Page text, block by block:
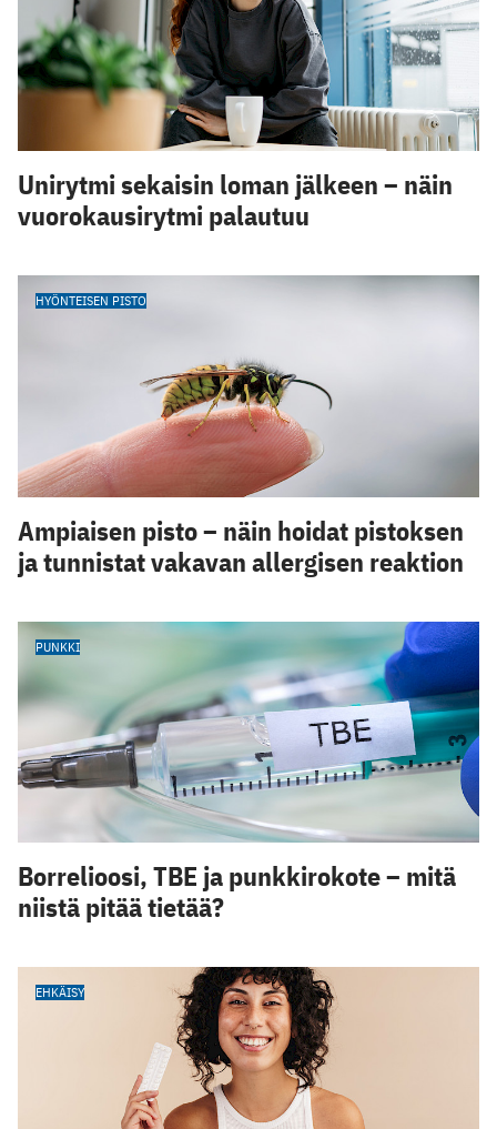
Unirytmi sekaisin loman jälkeen – näin
vuorokausirytmi palautuu
HYÖNTEISEN PISTO
Ampiaisen pisto – näin hoidat pistoksen
ja tunnistat vakavan allergisen reaktion
PUNKKI
Borrelioosi, TBE ja punkkirokote – mitä
niistä pitää tietää?
EHKÄISY